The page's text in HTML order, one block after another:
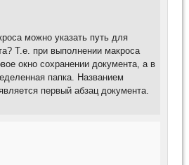
можно указать путь для
Т.е. при выполнении макроса
окно сохранении документа, а в
папка. Названием
первый абзац документа.